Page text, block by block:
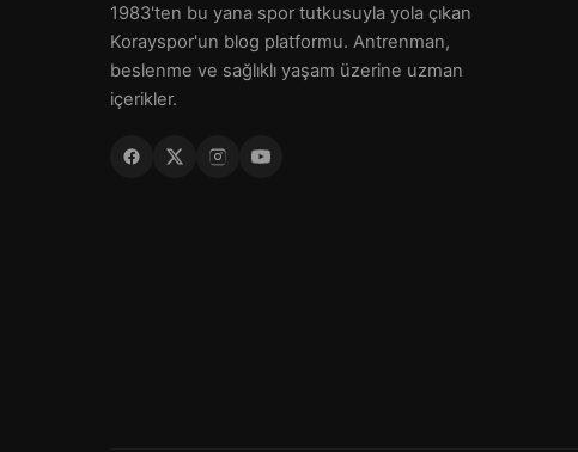
1983'ten bu yana spor tutkusuyla yola çıkan
Korayspor'un blog platformu. Antrenman,
beslenme ve sağlıklı yaşam üzerine uzman
içerikler.